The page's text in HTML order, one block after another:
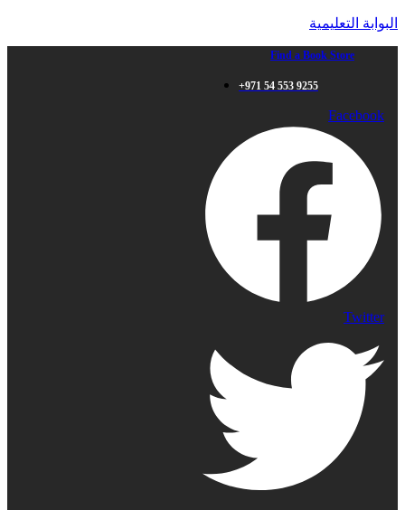
البوابة التعليمية
Find a Book Store
+971 54 553 9255
Facebook
Twitter